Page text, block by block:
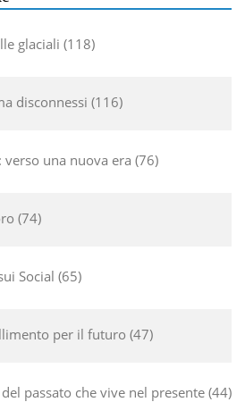
glaciali 118
disconnessi 116
verso una nuova era 76
74
Social 65
per il futuro 47
passato che vive nel presente 44